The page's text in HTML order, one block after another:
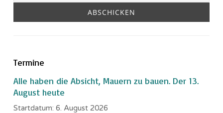
Termine
Alle haben die Absicht, Mauern zu bauen. Der 13.
August heute
Startdatum: 6. August 2026